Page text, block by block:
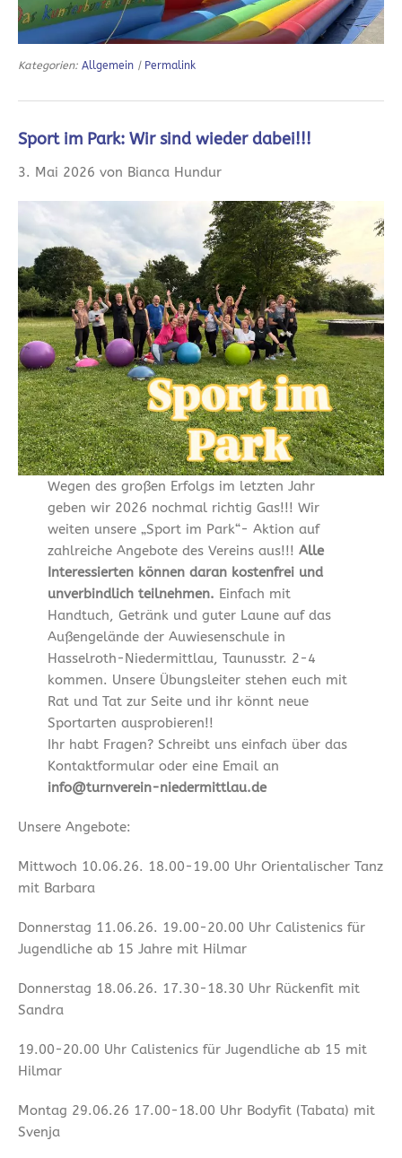
Kategorien: Allgemein | Permalink
Sport im Park: Wir sind wieder dabei!!!
3. Mai 2026 von Bianca Hundur
Wegen des großen Erfolgs im letzten Jahr
geben wir 2026 nochmal richtig Gas!!! Wir
weiten unsere „Sport im Park“- Aktion auf
zahlreiche Angebote des Vereins aus!!! Alle
Interessierten können daran kostenfrei und
unverbindlich teilnehmen. Einfach mit
Handtuch, Getränk und guter Laune auf das
Außengelände der Auwiesenschule in
Hasselroth-Niedermittlau, Taunusstr. 2-4
kommen. Unsere Übungsleiter stehen euch mit
Rat und Tat zur Seite und ihr könnt neue
Sportarten ausprobieren!!
Ihr habt Fragen? Schreibt uns einfach über das
Kontaktformular oder eine Email an
info@turnverein-niedermittlau.de
Unsere Angebote:
Mittwoch 10.06.26. 18.00-19.00 Uhr Orientalischer Tanz
mit Barbara
Donnerstag 11.06.26. 19.00-20.00 Uhr Calistenics für
Jugendliche ab 15 Jahre mit Hilmar
Donnerstag 18.06.26. 17.30-18.30 Uhr Rückenfit mit
Sandra
19.00-20.00 Uhr Calistenics für Jugendliche ab 15 mit
Hilmar
Montag 29.06.26 17.00-18.00 Uhr Bodyfit (Tabata) mit
Svenja